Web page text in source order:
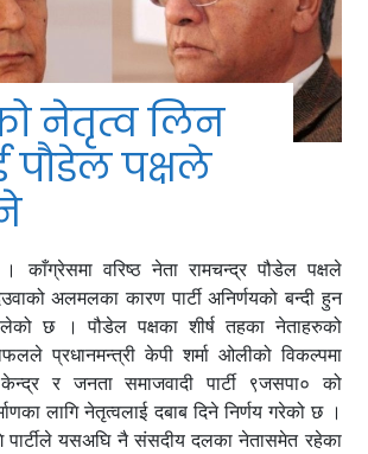
नेतृत्व लिन
पौडेल पक्षले
वरिष्ठ नेता रामचन्द्र पौडेल पक्षले
अलमलका कारण पार्टी अनिर्णयको बन्दी हुन
छ । पौडेल पक्षका शीर्ष तहका नेताहरुको
प्रधानमन्त्री केपी शर्मा ओलीको विकल्पमा
र जनता समाजवादी पार्टी ९जसपा० को
लागि नेतृत्वलाई दबाब दिने निर्णय गरेको छ ।
पार्टीले यसअघि नै संसदीय दलका नेतासमेत रहेका